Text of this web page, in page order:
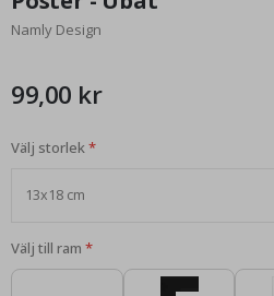
början
av
Namly Design
99,00 kr
Välj storlek
Välj till ram